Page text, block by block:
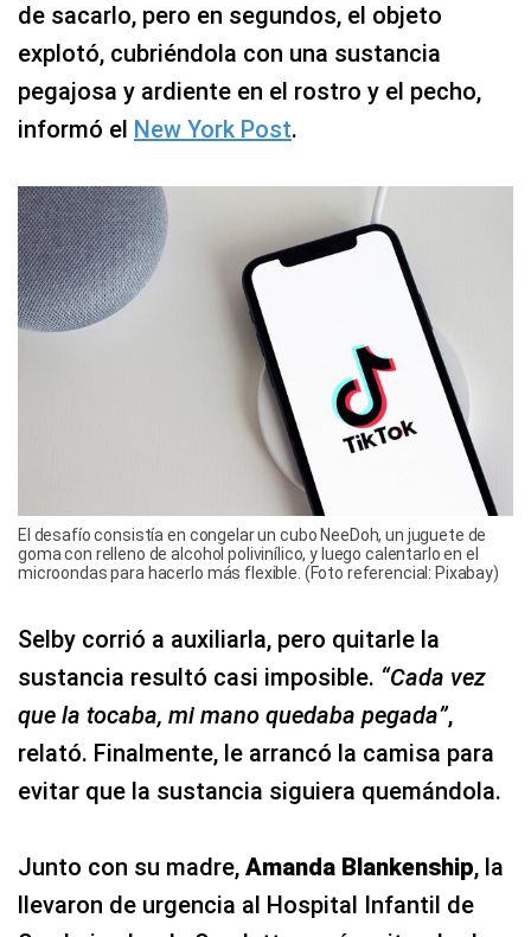
de sacarlo, pero en segundos, el objeto
explotó, cubriéndola con una sustancia
pegajosa y ardiente en el rostro y el pecho,
informó el New York Post.
El desafío consistía en congelar un cubo NeeDoh, un juguete de
goma con relleno de alcohol polivinílico, y luego calentarlo en el
microondas para hacerlo más flexible. (Foto referencial: Pixabay)
Selby corrió a auxiliarla, pero quitarle la
sustancia resultó casi imposible. “Cada vez
que la tocaba, mi mano quedaba pegada”,
relató. Finalmente, le arrancó la camisa para
evitar que la sustancia siguiera quemándola.
Junto con su madre, Amanda Blankenship, la
llevaron de urgencia al Hospital Infantil de